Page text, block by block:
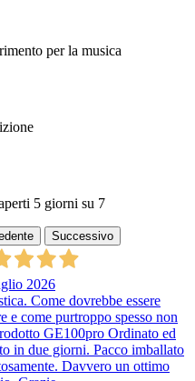
per la musica
5 giorni su 7
Successivo
2026
Come dovrebbe essere
e come purtroppo spesso non
GE100pro Ordinato ed
in due giorni. Pacco imballato
Davvero un ottimo